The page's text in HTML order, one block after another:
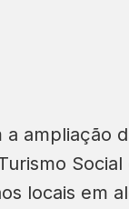
ampliação
Social
locais em